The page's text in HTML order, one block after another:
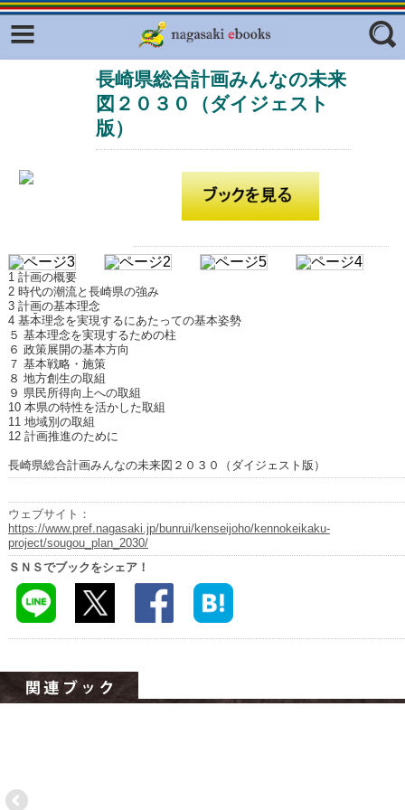
フリーワード
エリア
長崎県総合計画みんなの未来
図２０３０（ダイジェスト
版）
1 計画の概要
2 時代の潮流と長崎県の強み
3 計画の基本理念
4 基本理念を実現するにあたっての基本姿勢
５ 基本理念を実現するための柱
６ 政策展開の基本方向
７ 基本戦略・施策
８ 地方創生の取組
９ 県民所得向上への取組
10 本県の特性を活かした取組
11 地域別の取組
12 計画推進のために
長崎県総合計画みんなの未来図２０３０（ダイジェスト版）
ウェブサイト：
https://www.pref.nagasaki.jp/bunrui/kenseijoho/kennokeikaku-
project/sougou_plan_2030/
ＳＮＳでブックをシェア！
Facebook
ふくいろキラリプロジェクト
東京観光デジタルパンフレットギャ
ラリー（TOKYO Brochures）
復興応援企画
明治日本の産業革命遺産
長崎と天草地方の潜伏キリシタン
関連遺産
大学・専門学校ナビ
ハイスクールナビ
小・中学校ナビ
ながよebooks
ごとうebooks
おおむらebooks
はさみebooks
ながさき市ebooks